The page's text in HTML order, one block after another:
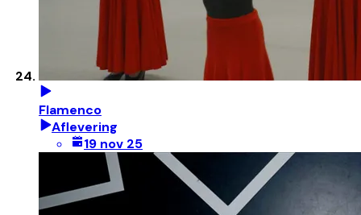
Flamenco
Aflevering
19 nov 25